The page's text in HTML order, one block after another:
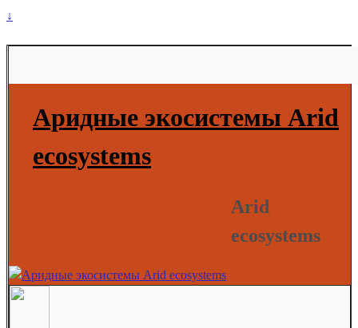
↓
Аридные экосистемы Arid
ecosystems
Arid
ecosystems